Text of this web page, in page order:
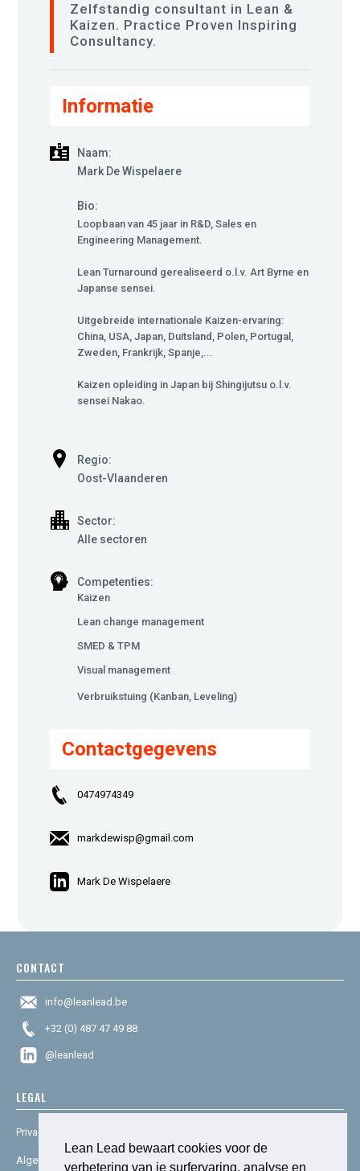
Lean Lead bewaart cookies voor de
verbetering van je surfervaring, analyse en
Zelfstandig consultant in Lean &
Kaizen. Practice Proven Inspiring
Consultancy.
Informatie
Naam:
Mark De Wispelaere
Bio:
Loopbaan van 45 jaar in R&D, Sales en
Engineering Management.
Lean Turnaround gerealiseerd o.l.v. Art Byrne en
Japanse sensei.
Uitgebreide internationale Kaizen-ervaring:
China, USA, Japan, Duitsland, Polen, Portugal,
Zweden, Frankrijk, Spanje,...
Kaizen opleiding in Japan bij Shingijutsu o.l.v.
sensei Nakao.
Regio:
Oost-Vlaanderen
Sector:
Alle sectoren
Competenties:
Kaizen
Lean change management
SMED & TPM
Visual management
Verbruikstuing (Kanban, Leveling)
Contactgegevens
0474974349
markdewisp@gmail.com
Mark De Wispelaere
CONTACT
info@leanlead.be
+32 (0) 487 47 49 88
@leanlead
LEGAL
Privacy & cookies
Algemene voorwaarden